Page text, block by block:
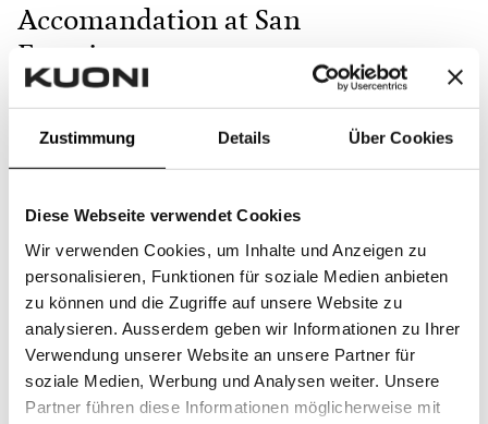
Zustimmung Details Über Cookies
Diese Webseite verwendet Cookies
Wir verwenden Cookies, um Inhalte und Anzeigen zu
personalisieren, Funktionen für soziale Medien anbieten
zu können und die Zugriffe auf unsere Website zu
analysieren. Ausserdem geben wir Informationen zu Ihrer
Verwendung unserer Website an unsere Partner für
soziale Medien, Werbung und Analysen weiter. Unsere
Partner führen diese Informationen möglicherweise mit
Accomandation at San
Francisco
Villa Florence
CHF 1.000,- (CHF 1.000,- non
ricevuti)
Regala un contributo